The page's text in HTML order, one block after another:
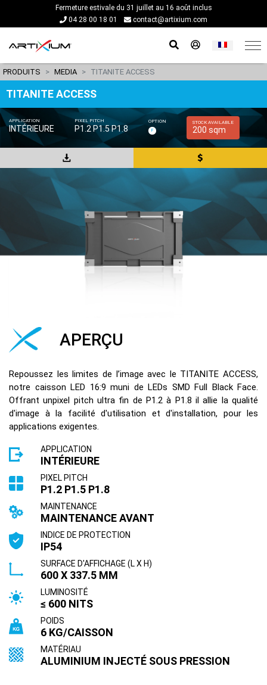
Fermeture estivale du 31 juillet au 16 août inclus
04 28 00 18 01
contact@artixium.com
PRODUITS MEDIA TITANITE ACCESS
TITANITE ACCESS
APPLICATION
INTÉRIEURE
PIXEL PITCH
P1.2 P1.5 P1.8
OPTION
F
STOCK AVAILABLE
200 sqm
APERÇU
Repoussez les limites de l’image avec le TITANITE ACCESS,
notre caisson LED 16:9 muni de LEDs SMD Full Black Face.
Offrant unpixel pitch ultra fin de P1.2 à P1.8 il allie la qualité
d'image à la facilité d'utilisation et d'installation, pour les
applications exigentes.
APPLICATION
INTÉRIEURE
PIXEL PITCH
P1.2 P1.5 P1.8
MAINTENANCE
MAINTENANCE AVANT
INDICE DE PROTECTION
IP54
SURFACE D'AFFICHAGE (L X H)
600 X 337.5 MM
LUMINOSITÉ
≤ 600 NITS
POIDS
6 KG/CAISSON
MATÉRIAU
ALUMINIUM INJECTÉ SOUS PRESSION